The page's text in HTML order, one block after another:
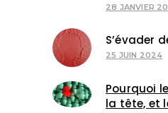
28 JANVIER
S’évader
25 JUIN 2024
Pourquoi
la tête, et